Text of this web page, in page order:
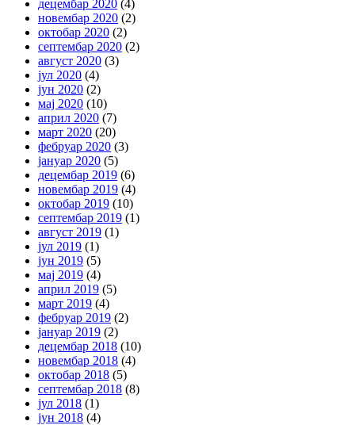
децембар 2020 (4)
новембар 2020 (2)
октобар 2020 (2)
септембар 2020 (2)
август 2020 (3)
јул 2020 (4)
јун 2020 (2)
мај 2020 (10)
април 2020 (7)
март 2020 (20)
фебруар 2020 (3)
јануар 2020 (5)
децембар 2019 (6)
новембар 2019 (4)
октобар 2019 (10)
септембар 2019 (1)
август 2019 (1)
јул 2019 (1)
јун 2019 (5)
мај 2019 (4)
април 2019 (5)
март 2019 (4)
фебруар 2019 (2)
јануар 2019 (2)
децембар 2018 (10)
новембар 2018 (4)
октобар 2018 (5)
септембар 2018 (8)
јул 2018 (1)
јун 2018 (4)